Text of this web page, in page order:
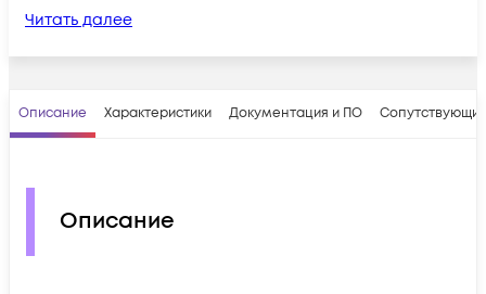
Читать далее
Описание Характеристики Документация и ПО
Описание